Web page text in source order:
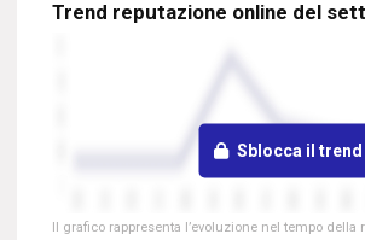
Trend reputazione online del
Sblocca il trend
Il grafico rappresenta l’evoluzione nel tempo